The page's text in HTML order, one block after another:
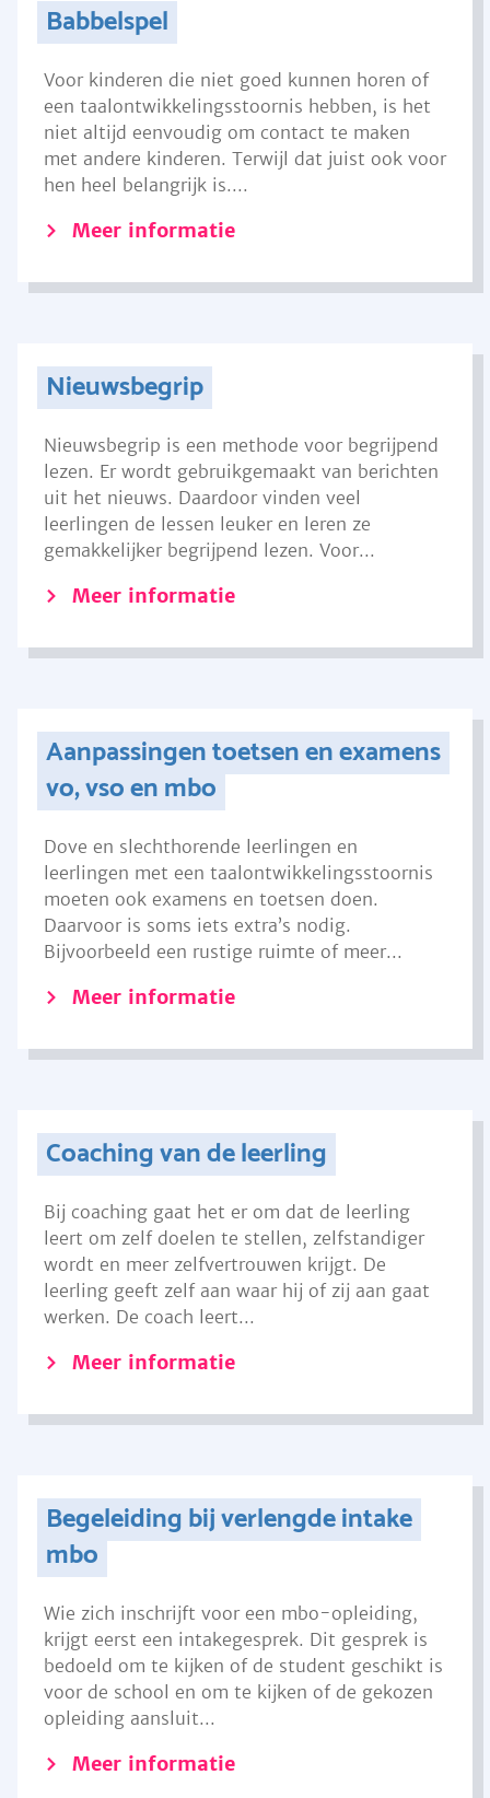
Babbelspel
Voor kinderen die niet goed kunnen horen of
een taalontwikkelingsstoornis hebben, is het
niet altijd eenvoudig om contact te maken
met andere kinderen. Terwijl dat juist ook voor
hen heel belangrijk is....
Meer informatie
Nieuwsbegrip
Nieuwsbegrip is een methode voor begrijpend
lezen. Er wordt gebruikgemaakt van berichten
uit het nieuws. Daardoor vinden veel
leerlingen de lessen leuker en leren ze
gemakkelijker begrijpend lezen. Voor...
Meer informatie
Aanpassingen toetsen en examens
vo, vso en mbo
Dove en slechthorende leerlingen en
leerlingen met een taalontwikkelingsstoornis
moeten ook examens en toetsen doen.
Daarvoor is soms iets extra’s nodig.
Bijvoorbeeld een rustige ruimte of meer...
Meer informatie
Coaching van de leerling
Bij coaching gaat het er om dat de leerling
leert om zelf doelen te stellen, zelfstandiger
wordt en meer zelfvertrouwen krijgt. De
leerling geeft zelf aan waar hij of zij aan gaat
werken. De coach leert...
Meer informatie
Begeleiding bij verlengde intake
mbo
Wie zich inschrijft voor een mbo-opleiding,
krijgt eerst een intakegesprek. Dit gesprek is
bedoeld om te kijken of de student geschikt is
voor de school en om te kijken of de gekozen
opleiding aansluit...
Meer informatie